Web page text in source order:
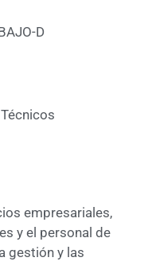
D
empresariales,
y el personal de
gestión y las